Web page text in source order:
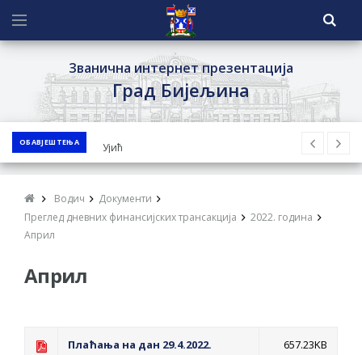
Званична интернет презентација
Град Бијељина
ОБАВЈЕШТЕЊА
ЈАВНИ ПОЗИВ ЗА ПРИЈАВУ
НЕПРОПИСНОГ ОДЛАГАЊА ОТПАДА УЗ
ЈАВНИ КОНКУРС ЗА ДОДЈЕЛУ
Нукић
Водич
Документи
Преглед дневних финансијских трансакција
2022. година
Април
Април
Плаћања на дан 29.4.2022. 657.23KB